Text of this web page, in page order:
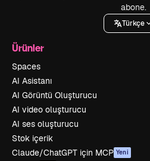
abone.
Türkçe
Ürünler
Spaces
AI Asistanı
AI Görüntü Oluşturucu
AI video oluşturucu
AI ses oluşturucu
Stok içerik
Claude/ChatGPT için MCP Yeni